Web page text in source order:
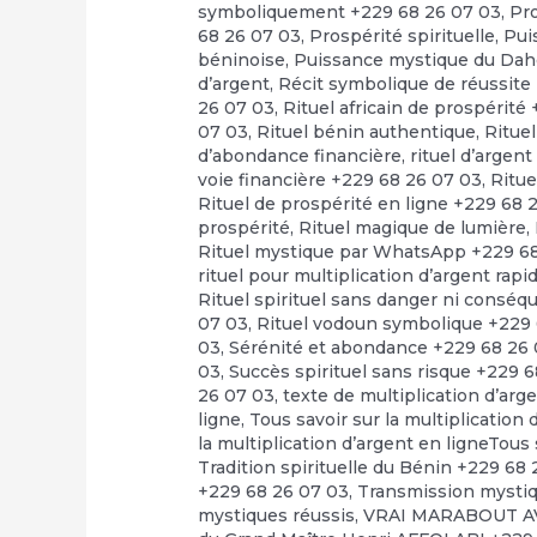
symboliquement +229 68 26 07 03,
68 26 07 03, Prospérité spirituelle,
béninoise, Puissance mystique du
d’argent, Récit symbolique de réussite
26 07 03, Rituel africain de prospérité
07 03, Rituel bénin authentique,
d’abondance financière, rituel
voie financière +229 68 26 07 03,
Rituel de prospérité en ligne +229 68
prospérité, Rituel magique de lumière,
Rituel mystique par WhatsApp +229
rituel pour multiplication d’argent
Rituel spirituel sans danger ni
07 03, Rituel vodoun symbolique +229
03,Sérénité et abondance +229 68 26
03,Succès spirituel sans risque +229
26 07 03,texte de multiplication
ligne, Tous savoir sur la multiplication
la multiplication d’argent en
Tradition spirituelle du Bénin +229 68
+229 68 26 07 03, Transmission
mystiques réussis,VRAI MARABOUT